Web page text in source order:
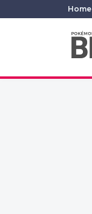
Home